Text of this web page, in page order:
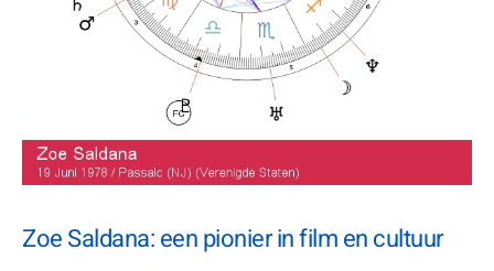
Zoe Saldana: een pionier in film en cultuur